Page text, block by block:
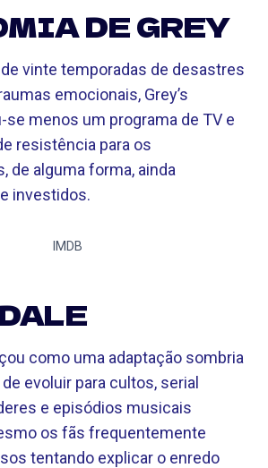
DE GREY
vinte temporadas de desastres
emocionais, Grey’s
menos um programa de TV e
resistência para os
de alguma forma, ainda
investidos.
IMDB
como uma adaptação sombria
evoluir para cultos, serial
e episódios musicais
os fãs frequentemente
tentando explicar o enredo